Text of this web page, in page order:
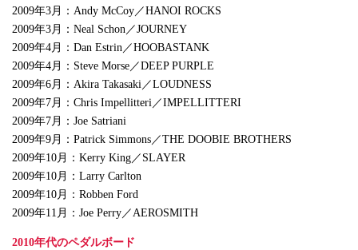
2009年3月：Andy McCoy／HANOI ROCKS
2009年3月：Neal Schon／JOURNEY
2009年4月：Dan Estrin／HOOBASTANK
2009年4月：Steve Morse／DEEP PURPLE
2009年6月：Akira Takasaki／LOUDNESS
2009年7月：Chris Impellitteri／IMPELLITTERI
2009年7月：Joe Satriani
2009年9月：Patrick Simmons／THE DOOBIE BROTHERS
2009年10月：Kerry King／SLAYER
2009年10月：Larry Carlton
2009年10月：Robben Ford
2009年11月：Joe Perry／AEROSMITH
2010年代のペダルボード